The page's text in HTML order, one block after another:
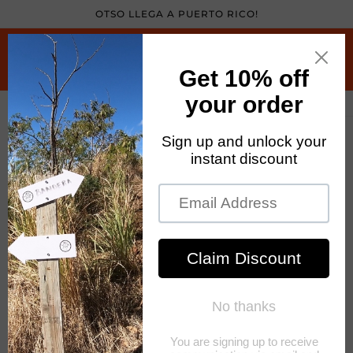
OTSO LLEGA A PUERTO RICO!
Cart
Skip to
product
information